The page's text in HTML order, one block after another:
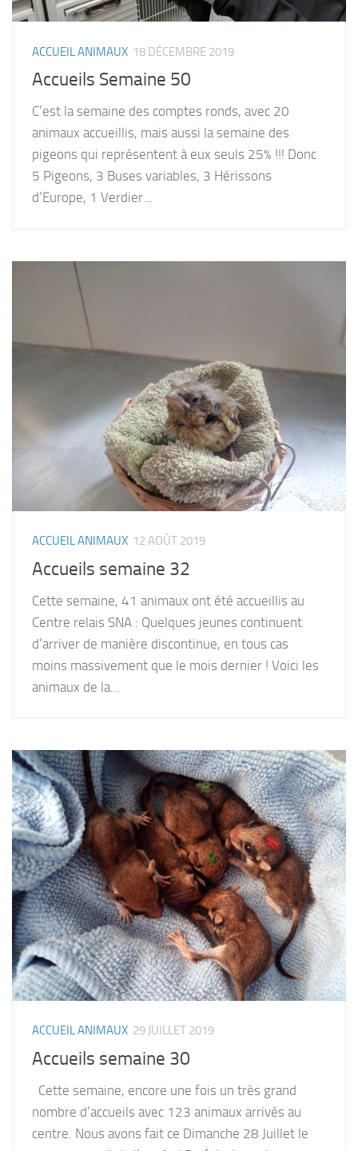
ACCUEIL ANIMAUX 18 DÉCEMBRE 2019
Accueils Semaine 50
C’est la semaine des comptes ronds, avec 20
animaux accueillis, mais aussi la semaine des
pigeons qui représentent à eux seuls 25% !!! Donc
5 Pigeons, 3 Buses variables, 3 Hérissons
d’Europe, 1 Verdier...
ACCUEIL ANIMAUX 12 AOÛT 2019
Accueils semaine 32
Cette semaine, 41 animaux ont été accueillis au
Centre relais SNA : Quelques jeunes continuent
d’arriver de manière discontinue, en tous cas
moins massivement que le mois dernier ! Voici les
animaux de la...
ACCUEIL ANIMAUX 29 JUILLET 2019
Accueils semaine 30
Cette semaine, encore une fois un très grand
nombre d’accueils avec 123 animaux arrivés au
centre. Nous avons fait ce Dimanche 28 Juillet le